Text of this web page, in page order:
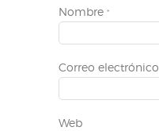
Nombre *
Correo electrónico
Web